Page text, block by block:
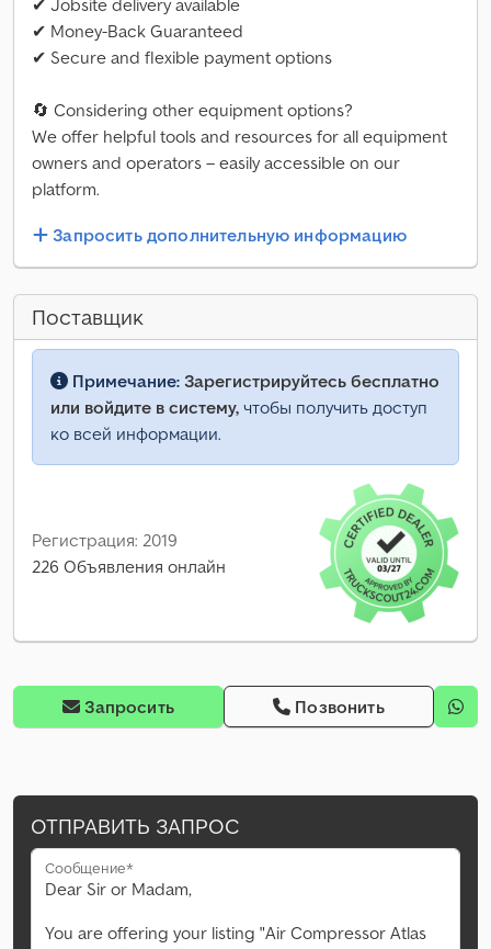
✔ Jobsite delivery available
✔ Money-Back Guaranteed
✔ Secure and flexible payment options
🔄 Considering other equipment options?
We offer helpful tools and resources for all equipment
owners and operators – easily accessible on our
platform.
Запросить дополнительную информацию
Поставщик
Примечание: Зарегистрируйтесь бесплатно
или войдите в систему, чтобы получить доступ
ко всей информации.
Регистрация: 2019
226 Объявления онлайн
Запросить Позвонить
ОТПРАВИТЬ ЗАПРОС
Сообщение*